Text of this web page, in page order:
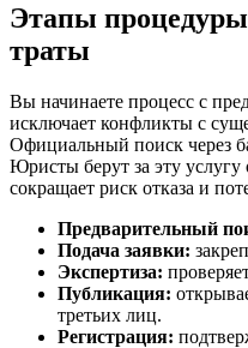
Этапы
траты
Вы начинаете процесс с
исключает конфликты с
Официальный поиск через
Юристы берут за эту
сокращает риск отказа и
Предварительный
Подача заявки:
Экспертиза:
Публикация:
третьих лиц.
Регистрация: